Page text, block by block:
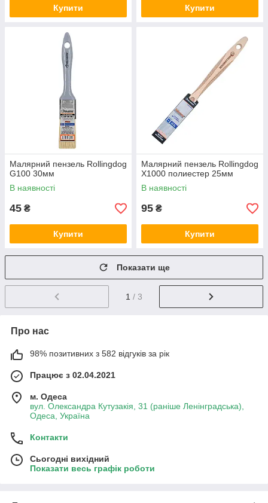
Купити Купити
Малярний пензель Rollingdog
G100 30мм
В наявності
45 ₴
Купити
Малярний пензель Rollingdog
X1000 полиестер 25мм
В наявності
95 ₴
Купити
Показати ще
1 / 3
Про нас
98% позитивних з 582 відгуків за рік
Працює з 02.04.2021
м. Одеса
вул. Олександра Кутузакія, 31 (раніше Ленінградська),
Одеса, Україна
Контакти
Сьогодні вихідний
Показати весь графік роботи